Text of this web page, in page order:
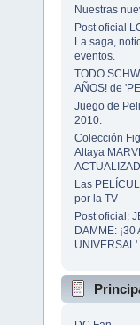
Nuestras
Post oficial
La saga,
eventos.
TODO
AÑOS! de
Juego de
2010.
Colección
Altaya
Las
por la TV
Post oficial:
DAMME:
UNIVERSAL'